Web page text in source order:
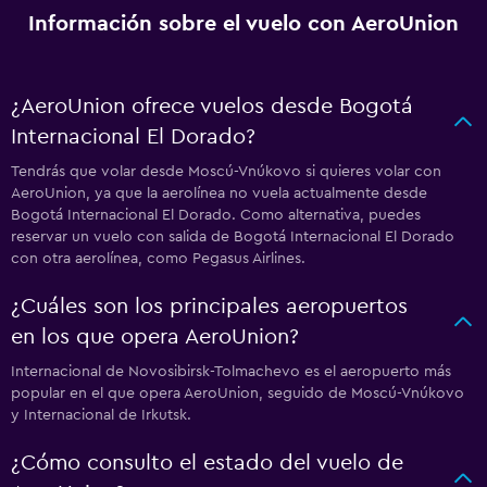
Información sobre el vuelo con AeroUnion
¿AeroUnion ofrece vuelos desde Bogotá
Internacional El Dorado?
Tendrás que volar desde Moscú-Vnúkovo si quieres volar con
AeroUnion, ya que la aerolínea no vuela actualmente desde
Bogotá Internacional El Dorado. Como alternativa, puedes
reservar un vuelo con salida de Bogotá Internacional El Dorado
con otra aerolínea, como Pegasus Airlines.
¿Cuáles son los principales aeropuertos
en los que opera AeroUnion?
Internacional de Novosibirsk-Tolmachevo es el aeropuerto más
popular en el que opera AeroUnion, seguido de Moscú-Vnúkovo
y Internacional de Irkutsk.
¿Cómo consulto el estado del vuelo de